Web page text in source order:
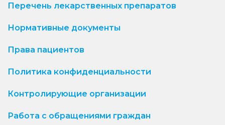
Перечень лекарственных препаратов
Нормативные документы
Права пациентов
Политика конфиденциальности
Контролирующие организации
Работа с обращениями граждан